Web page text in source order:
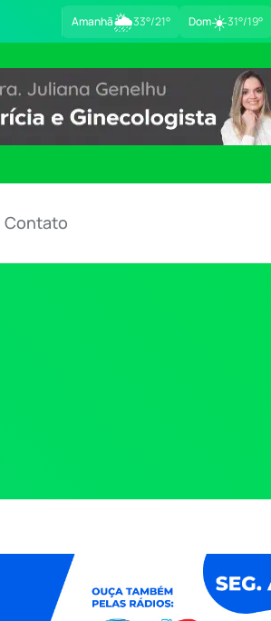
Amanhã🌦33°/21° Dom☀️31°/19°
Contato